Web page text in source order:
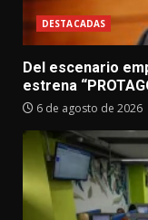
DESTACADAS
Del escenario
estrena
6 de agosto de 2026